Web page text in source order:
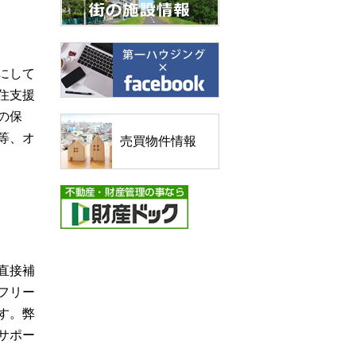
して
支援
保
、オ
接補
リー
。弊
ポー
売買物件情報